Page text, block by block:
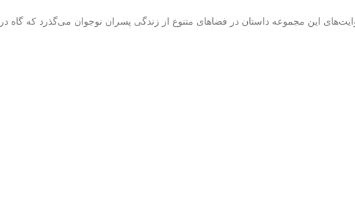
این مجموعه داستان در فضاهای متنوع از زندگی پسران نوجوان می‌گذرد که گاه در